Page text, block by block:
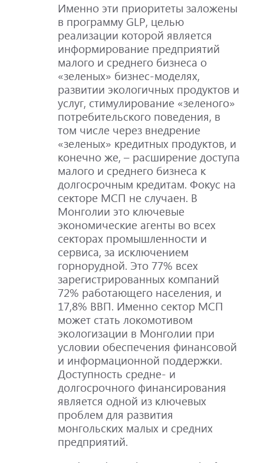
Именно эти приоритеты заложены
в программу GLP, целью
реализации которой является
информирование предприятий
малого и среднего бизнеса о
«зеленых» бизнес-моделях,
развитии экологичных продуктов и
услуг, стимулирование «зеленого»
потребительского поведения, в
том числе через внедрение
«зеленых» кредитных продуктов, и
конечно же, – расширение доступа
малого и среднего бизнеса к
долгосрочным кредитам. Фокус на
секторе МСП не случаен. В
Монголии это ключевые
экономические агенты во всех
секторах промышленности и
сервиса, за исключением
горнорудной. Это 77% всех
зарегистрированных компаний
72% работающего населения, и
17,8% ВВП. Именно сектор МСП
может стать локомотивом
экологизации в Монголии при
условии обеспечения финансовой
и информационной поддержки.
Доступность средне- и
долгосрочного финансирования
является одной из ключевых
проблем для развития
монгольских малых и средних
предприятий.